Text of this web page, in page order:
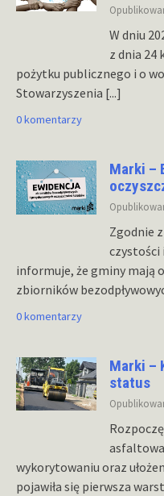
W dniu
z dnia 24
pożytku publicznego i o
Stowarzyszenia [...]
0 komentarzy
Marki –
Zgodnie
czystości
informuje, że gminy mają
zbiorników
0 komentarzy
Marki –
status
wykorytowaniu oraz
pojawiła się pierwsza